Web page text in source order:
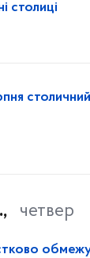
столиці
четвер